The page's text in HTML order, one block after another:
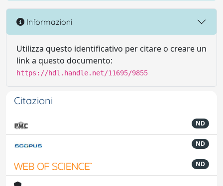
Informazioni
Utilizza questo identificativo per citare o creare un
link a questo documento:
https://hdl.handle.net/11695/9855
Citazioni
ND
ND
ND